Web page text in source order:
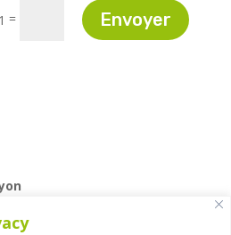
= Envoyer
– Collonges-au-Mont-d’Or